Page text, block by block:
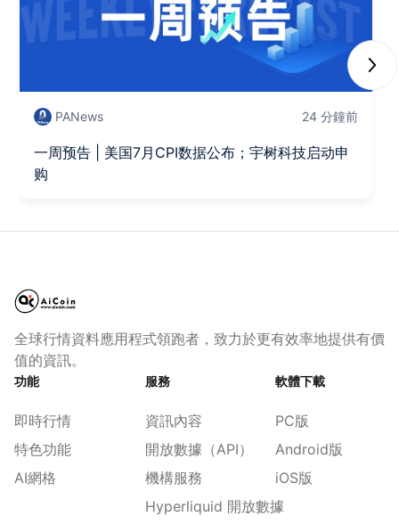
PANews 24 分鐘前
一周预告 | 美国7月CPI数据公布；宇树科技启动申
购
全球行情資料應用程式領跑者，致力於更有效率地提供有價
值的資訊。
功能
即時行情
特色功能
AI網格
服務
資訊內容
開放數據（API）
機構服務
Hyperliquid 開放數據
軟體下載
PC版
Android版
iOS版